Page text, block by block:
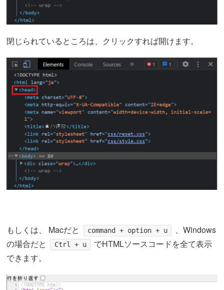
閉じられているところは、クリックすれば開けます。
もしくは、 Macだと command + option + u
、Windows
の場合だと
Ctrl + u
でHTMLソースコードを全て表示
できます。